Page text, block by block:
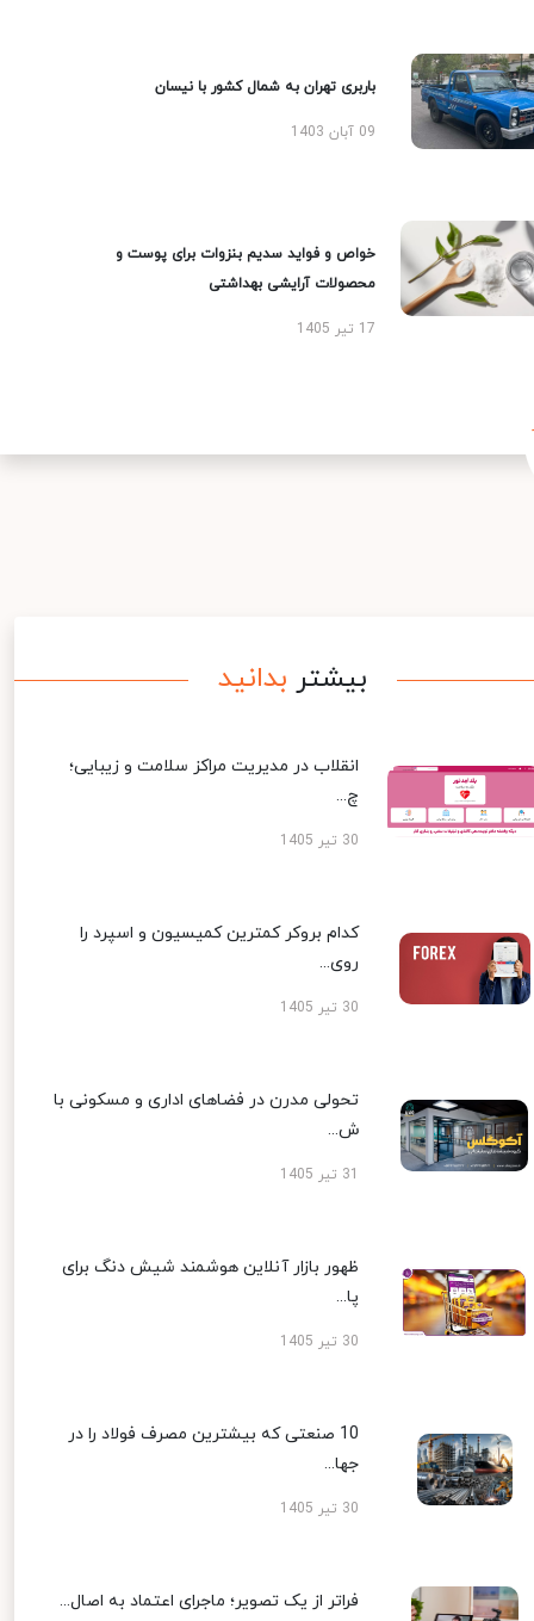
باربری تهران به شمال کشور با نیسان
09 آبان 1403
خواص و فواید سدیم بنزوات برای پوست و
محصولات آرایشی بهداشتی
17 تیر 1405
بیشتر بدانید
انقلاب در مدیریت مراکز سلامت و زیبایی؛
چ...
30 تیر 1405
کدام بروکر کمترین کمیسیون و اسپرد را
روی...
30 تیر 1405
تحولی مدرن در فضاهای اداری و مسکونی با
ش...
ظهور بازار آنلاین هوشمند شیش دنگ برای
پا...
30 تیر 1405
10 صنعتی که بیشترین مصرف فولاد را در
جها...
30 تیر 1405
فراتر از یک تصویر؛ ماجرای اعتماد به اصال...